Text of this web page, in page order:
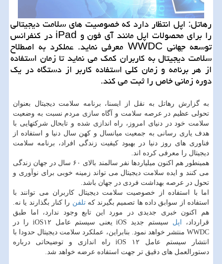
رهاتل: اپل انتظار دارد كه خصوصیت های سلامت دیجیتالی
را برای محصولات اپل مانند آی فون و iPad در كنفرانس
توسعه جهانی WWDC معرفی نماید. عملكرد به اصطلاح
سلامت دیجیتال به كاربران كمك می نماید تا زمان استفاده
از هر برنامه و زمان كلی استفاده كاربر از دستگاه در یك
دوره زمانی خاص را ثبت می كند.
به گزارش رهاتل به نقل از ایسنا، برنامه سلامت دیجیتال بعنوان
تحولی عظیم در عرصه سلامت و آگاه سازی مردم نسبت به وضعیت
سلامت خود در دنیای امروز، راه اندازی شده و تابحال شركتهایی با
هدف یاری رسانی به جمعیت میانسال و كهن سال دنیا و استفاده از
فناوری های روز دنیا در بهبود كیفیت زندگی افراد، برنامه سلامت
دیجیتال را معرفی كرده اند.
همینطور هم اكنون میلیاردها نفر سالمند بالای ۶۰ سال در جهان زندگی
می كنند و ایده سلامت دیجیتال می تواند زمینه خوبی برای نوآوری و
تحول در عرصه بهداشت فردی در جهان باشد.
اما با استفاده از خصوصیت سلامت دیجیتال كاربران می توانند با
استفاده از سوابق داده ها تصمیم بگیرند كهتلفن را كنار بگذارند یا نه.
هم اكنون خبری جدیدی در مورد این تابع وجود ندارد، اما طبق
قرارداد، اپل
سیستم جدید iOS یعنی سیستم عامل iOS۱۲ را در
WWDC منتشر خواهد نمود. بنابراین، عملكرد سلامت دیجیتال حدودا با
انتشار سیستم عامل iOS ۱۲ راه اندازی و توضیحاتی درباره
دستورالعمل های دقیق تر جهت استفاده عرضه خواهد شد.